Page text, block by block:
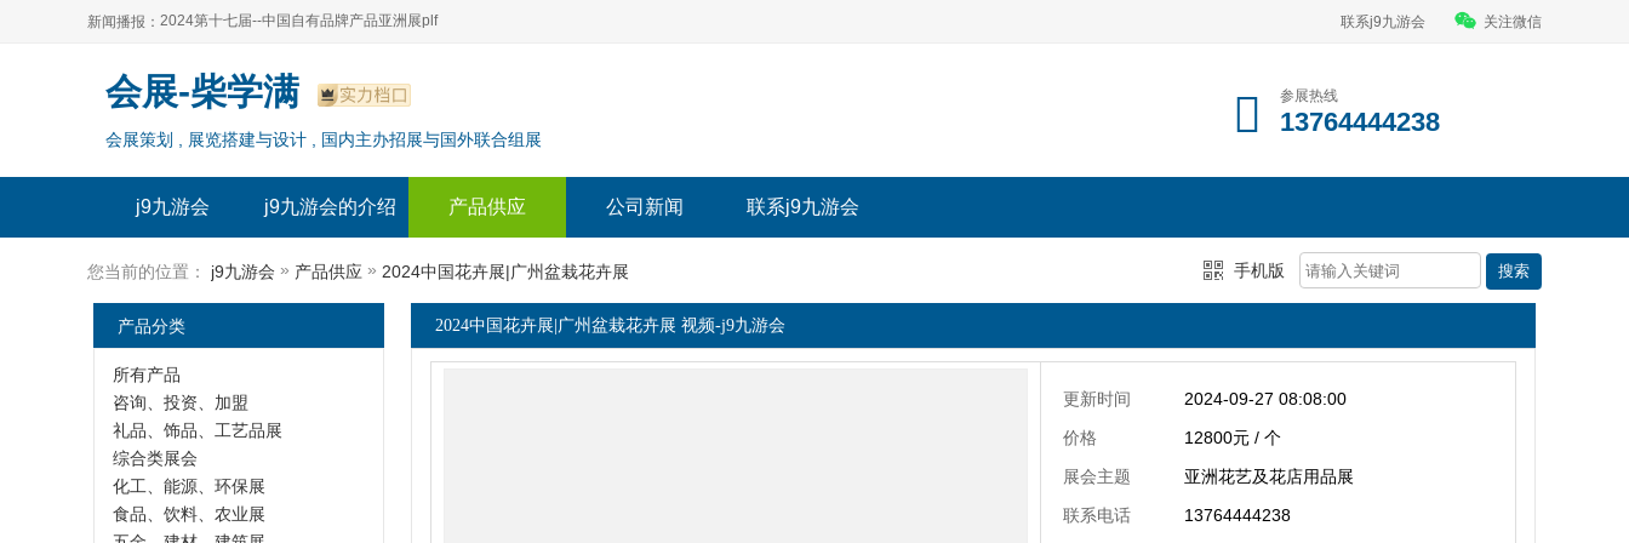
新闻播报：
2024上海自有品牌展--百货展|食品展 零售展|oem展
2024全球自有--品牌产品亚洲展（plf）
2024上海自有品牌展--2024上海oem 贴牌代加工展
2024第十七届--中国自有品牌产品亚洲展plf
2024全球自有--品牌产品亚洲展（plf）
2024年上海--第17届自有品牌展
联系j9九游会 关注微信
会展-柴学满
会展策划 , 展览搭建与设计 , 国内主办招展与国外联合组展
参展热线
13764444238
j9九游会 j9九游会的介绍 产品供应 公司新闻 联系j9九游会
您当前的位置： j9九游会 » 产品供应 » 2024中国花卉展|广州盆栽花卉展 手机版
2024中国花卉展|广州盆栽花卉展 视频-j9九游会
更新时间
2024-09-27 08:08:00
价格
12800元 / 个
展会主题
亚洲花艺及花店用品展
联系电话
13764444238
产品分类
所有产品
咨询、投资、加盟
礼品、饰品、工艺品展
综合类展会
化工、能源、环保展
食品、饮料、农业展